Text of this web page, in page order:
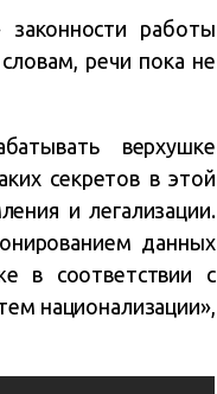
законности работы
речи пока не
верхушке
секретов в этой
и легализации.
данных
в соответствии с
национализации»,